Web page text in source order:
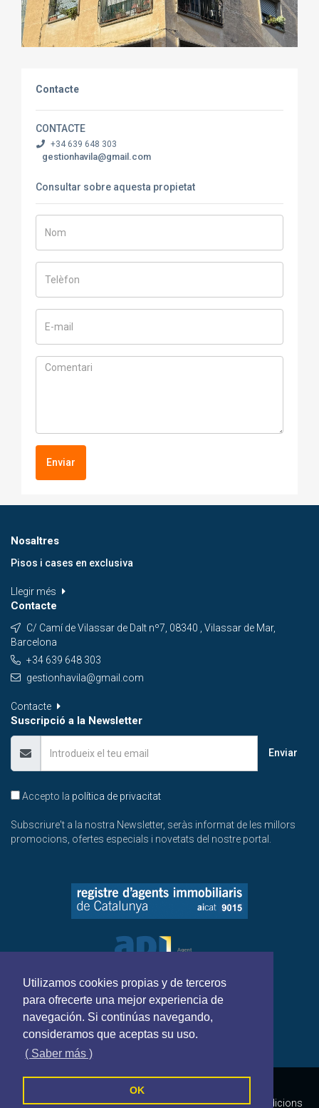
Utilizamos cookies propias y de terceros
para ofrecerte una mejor experiencia de
navegación. Si continúas navegando,
consideramos que aceptas su uso.
( Saber más )
OK
Contacte
CONTACTE
+34 639 648 303
gestionhavila@gmail.com
Consultar sobre aquesta propietat
Enviar
Nosaltres
Pisos i cases en exclusiva
Llegir més
Contacte
C/ Camí de Vilassar de Dalt nº7, 08340 , Vilassar de Mar,
Barcelona
+34 639 648 303
gestionhavila@gmail.com
Contacte
Suscripció a la Newsletter
Enviar
Accepto la política de privacitat
Subscriure't a la nostra Newsletter, seràs informat de les millors
promocions, ofertes especials i novetats del nostre portal.
GPP BARCELONA - Tots els drets reservats
Política de cookies
Política de privacitat Termes i Condicions